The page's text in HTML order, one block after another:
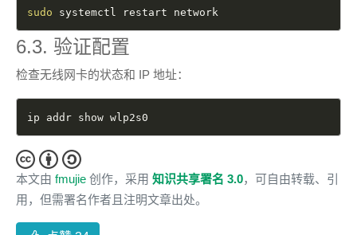
sudo systemctl restart network
6.3. 验证配置
检查无线网卡的状态和 IP 地址：
ip addr show wlp2s0
本文由 fmujie 创作，采用 知识共享署名 3.0，可自由转载、引
用，但需署名作者且注明文章出处。